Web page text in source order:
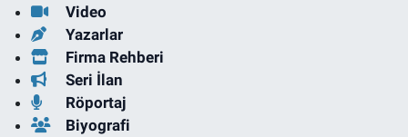
Video
Yazarlar
Firma Rehberi
Seri İlan
Röportaj
Biyografi